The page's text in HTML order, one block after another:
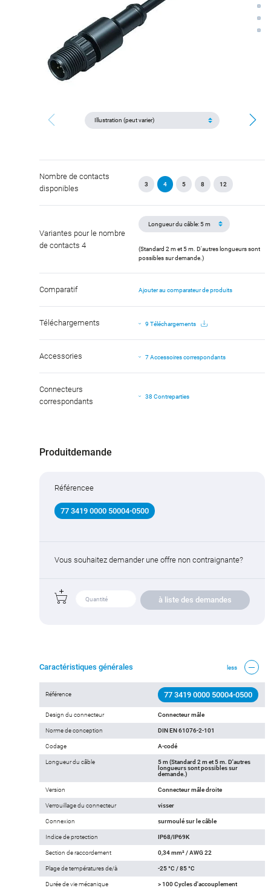
Nombre de contacts
disponibles
3 4 5 8 12
Variantes pour le nombre
de contacts 4
(Standard 2 m et 5 m. D'autres longueurs sont
possibles sur demande.)
Comparatif Ajouter au comparateur de produits
Téléchargements 9 Téléchargements
Accessories 7 Accessoires correspondants
Connecteurs
correspondants
38 Contreparties
Produitdemande
Référencee
77 3419 0000 50004-0500
Vous souhaitez demander une offre non contraignante?
à liste des demandes
Caractéristiques générales less
Référence 77 3419 0000 50004-0500
Design du connecteur Connecteur mâle
Norme de conception DIN EN 61076-2-101
Codage A-codé
Longueur du câble
5 m (Standard 2 m et 5 m. D'autres
longueurs sont possibles sur
demande.)
Version Connecteur mâle droite
Verrouillage du connecteur visser
Connexion surmoulé sur le câble
Indice de protection IP68/IP69K
Section de raccordement 0,34 mm² / AWG 22
Plage de températures de/à -25 °C / 85 °C
Durée de vie mécanique > 100 Cycles d'accouplement